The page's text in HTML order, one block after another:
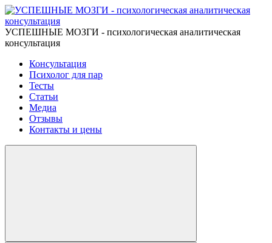
УСПЕШНЫЕ МОЗГИ - психологическая аналитическая
консультация
Консультация
Психолог для пар
Тесты
Статьи
Медиа
Отзывы
Контакты и цены